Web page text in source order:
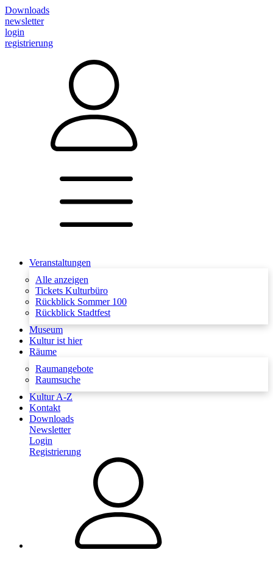
Downloads
newsletter
login
registrierung
Veranstaltungen
Alle anzeigen
Tickets Kulturbüro
Rückblick Sommer 100
Rückblick Stadtfest
Museum
Kultur ist hier
Räume
Raumangebote
Raumsuche
Kultur A-Z
Kontakt
Downloads
Newsletter
Login
Registrierung